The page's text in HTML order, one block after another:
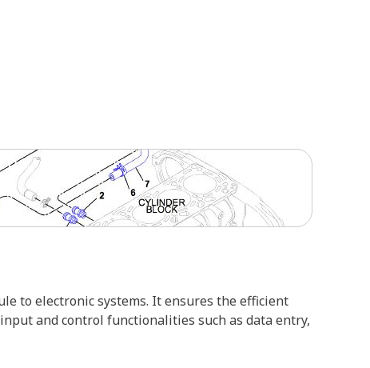
to electronic systems. It ensures the efficient
and control functionalities such as data entry,